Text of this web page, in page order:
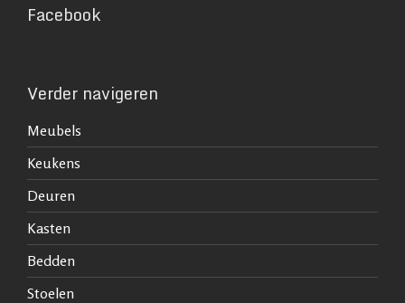
Facebook
Verder navigeren
Meubels
Keukens
Deuren
Kasten
Bedden
Stoelen